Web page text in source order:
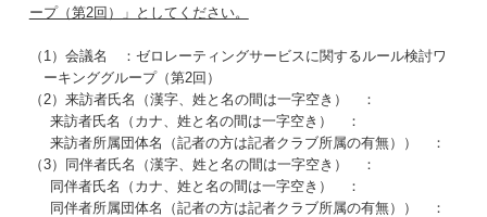
ープ（第2回）」としてください。
（1）会議名 ：ゼロレーティングサービスに関するルール検討ワ
ーキンググループ（第2回）
（2）来訪者氏名（漢字、姓と名の間は一字空き） ：
来訪者氏名（カナ、姓と名の間は一字空き） ：
来訪者所属団体名（記者の方は記者クラブ所属の有無）） ：
（3）同伴者氏名（漢字、姓と名の間は一字空き） ：
同伴者氏名（カナ、姓と名の間は一字空き） ：
同伴者所属団体名（記者の方は記者クラブ所属の有無）） ：